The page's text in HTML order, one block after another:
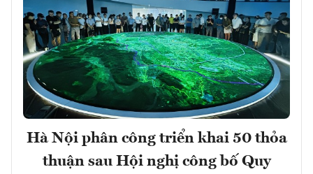
Hà Nội phân công triển khai 50 thỏa
thuận sau Hội nghị công bố Quy